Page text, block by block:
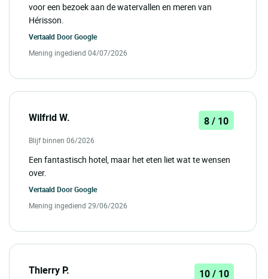
voor een bezoek aan de watervallen en meren van
Hérisson.
Vertaald DoorGoogle
Mening ingediend 04/07/2026
Wilfrid W. 8 / 10
Blijf binnen 06/2026
Een fantastisch hotel, maar het eten liet wat te wensen
over.
Vertaald DoorGoogle
Mening ingediend 29/06/2026
Thierry P. 10 / 10